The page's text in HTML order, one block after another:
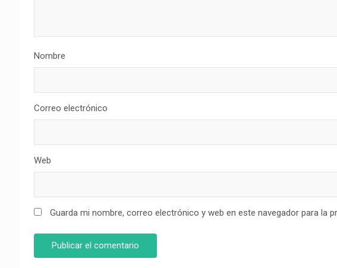
Nombre
Correo electrónico
Web
Guarda mi nombre, correo electrónico y web en este navegador para la